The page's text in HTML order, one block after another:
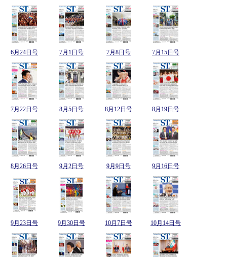
6月24日号 7月1日号 7月8日号 7月15日号
7月22日号 8月5日号 8月12日号 8月19日号
8月26日号 9月2日号 9月9日号 9月16日号
9月23日号 9月30日号 10月7日号 10月14日号